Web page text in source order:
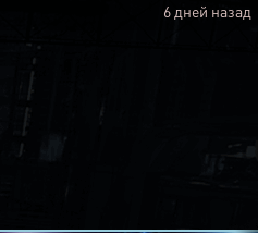
6 дней назад